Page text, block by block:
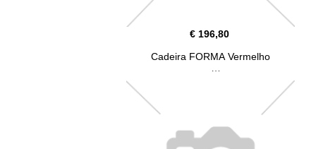
€ 196,80
Cadeira FORMA Vermelho